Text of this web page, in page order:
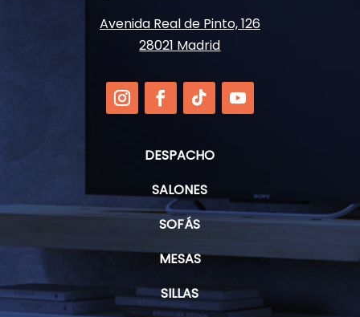
Avenida Real de Pinto, 126
28021 Madrid
DESPACHO
SALONES
SOFÁS
MESAS
SILLAS